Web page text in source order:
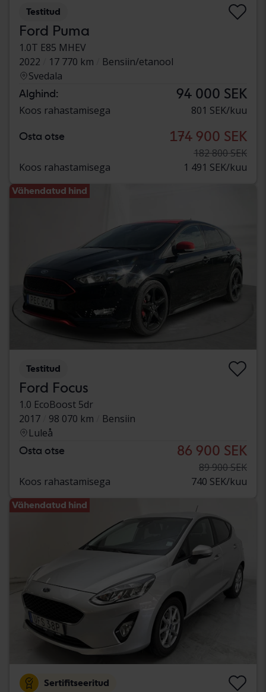
Testitud
Ford Puma
1.0T E85 MHEV
2022
17 770 km
Bensiin/etanool
Svedala
Alghind: 94 000 SEK
Koos rahastamisega 801 SEK/kuu
Osta otse 174 900 SEK
182 800 SEK
Koos rahastamisega
1 491 SEK/kuu
Vähendatud hind
Testitud
Ford Focus
1.0 EcoBoost 5dr
2017
98 070 km
Bensiin
Luleå
Osta otse 86 900 SEK
89 900 SEK
Koos rahastamisega
740 SEK/kuu
Vähendatud hind
Sertifitseeritud